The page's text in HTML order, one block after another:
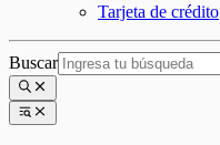
Tarjeta de crédito
Buscar